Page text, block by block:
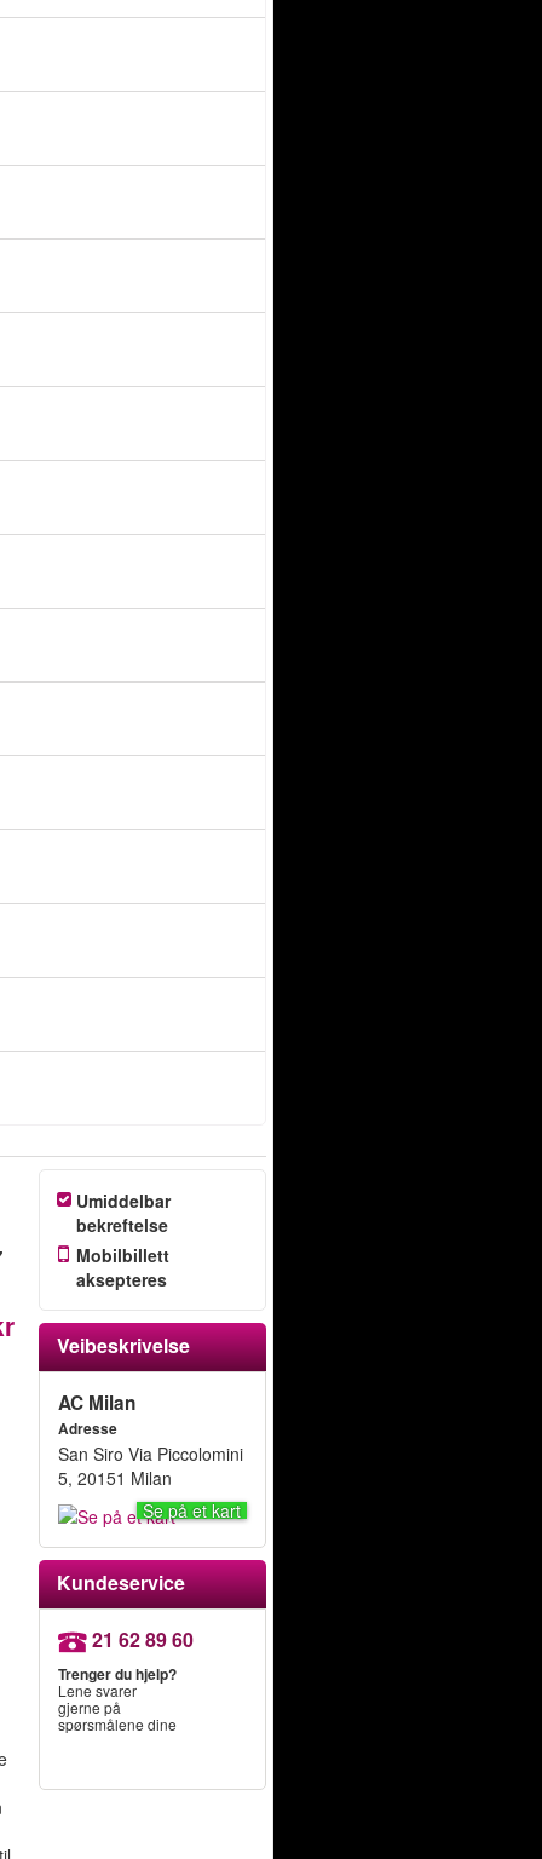
Umiddelbar
bekreftelse
Mobilbillett
aksepteres
Veibeskrivelse
AC Milan
Adresse
San Siro Via Piccolomini
5, 20151 Milan
Se på et kart
Kundeservice
21 62 89 60
Trenger du hjelp?
Lene svarer
gjerne på
spørsmålene dine